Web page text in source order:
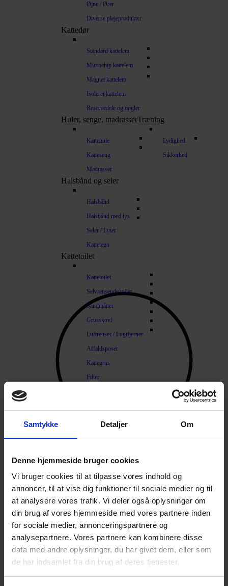
Samtykke Detaljer Om
Denne hjemmeside bruger cookies
Vi bruger cookies til at tilpasse vores indhold og
annoncer, til at vise dig funktioner til sociale medier og til
at analysere vores trafik. Vi deler også oplysninger om
din brug af vores hjemmeside med vores partnere inden
for sociale medier, annonceringspartnere og
analysepartnere. Vores partnere kan kombinere disse
data med andre oplysninger, du har givet dem, eller som
de har indsamlet fra din brug af deres tjenester.
Øjne / Ører
Diverse plejeprodukter
Kattedør
Standard kattelem
Microchip kattelem
Magnet kattelem
Isoleret kattelem
Reservedele og nøgler
Huler, senge, madrasser
Kattehule
Katteseng
Madrasser
Træning
Lydighed
Sikkerhed
Halsbånd og seler
Halsbånd
Halsbånd med lys
Seler / Liner
Kattetegn
Kattetoilet
Kattetoilet
Selvrensende toilet
Sandmåtter
Grusskovl
Luftrenser / Lugtfjerner
Affaldsposer
Kattegrus
Filter
Børster
Kamme
Sakse
Klippemaskine
Kosttilskud
Beroligende
Energiboost
Kattegræs
Kattemalt
Products search